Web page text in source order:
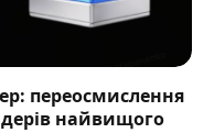
переосмислення
найвищого